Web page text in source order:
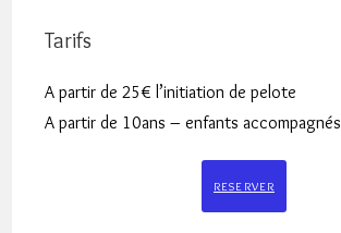
Tarifs
A partir de 25€ l’initiation de pelote
A partir de 10ans – enfants accompagnés
RESERVER